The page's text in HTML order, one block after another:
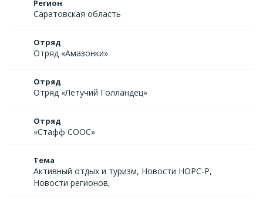
Регион
Саратовская область
Отряд
Отряд «Амазонки»
Отряд
Отряд «Летучий Голландец»
Отряд
«Стафф СООС»
Тема
Активный отдых и туризм, Новости НОРС-Р,
Новости регионов,